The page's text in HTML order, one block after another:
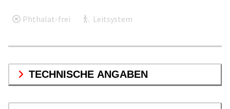
Phthalat-frei Leitsystem
TECHNISCHE ANGABEN